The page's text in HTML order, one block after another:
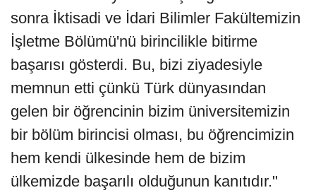
sonra İktisadi ve İdari Bilimler Fakültemizin
İşletme Bölümü'nü birincilikle bitirme
başarısı gösterdi. Bu, bizi ziyadesiyle
memnun etti çünkü Türk dünyasından
gelen bir öğrencinin bizim üniversitemizin
bir bölüm birincisi olması, bu öğrencimizin
hem kendi ülkesinde hem de bizim
ülkemizde başarılı olduğunun kanıtıdır."